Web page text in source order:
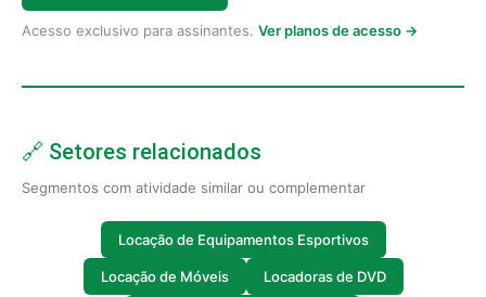
Acesso exclusivo para assinantes. Ver planos de acesso →
🔗 Setores relacionados
Segmentos com atividade similar ou complementar
Locação de Equipamentos Esportivos
Locação de Móveis Locadoras de DVD